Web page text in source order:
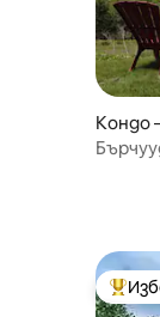
Кондо
Най-